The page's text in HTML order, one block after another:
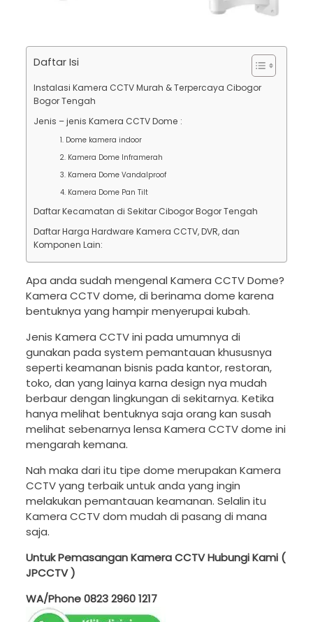
Daftar Isi
Instalasi Kamera CCTV Murah & Terpercaya Cibogor
Bogor Tengah
Jenis – jenis Kamera CCTV Dome :
1. Dome kamera indoor
2. Kamera Dome Inframerah
3. Kamera Dome Vandalproof
4. Kamera Dome Pan Tilt
Daftar Kecamatan di Sekitar Cibogor Bogor Tengah
Daftar Harga Hardware Kamera CCTV, DVR, dan
Komponen Lain:
Apa anda sudah mengenal Kamera CCTV Dome?
Kamera CCTV dome, di berinama dome karena
bentuknya yang hampir menyerupai kubah.
Jenis Kamera CCTV ini pada umumnya di
gunakan pada system pemantauan khususnya
seperti keamanan bisnis pada kantor, restoran,
toko, dan yang lainya karna design nya mudah
berbaur dengan lingkungan di sekitarnya. Ketika
hanya melihat bentuknya saja orang kan susah
melihat sebenarnya lensa Kamera CCTV dome ini
mengarah kemana.
Nah maka dari itu tipe dome merupakan Kamera
CCTV yang terbaik untuk anda yang ingin
melakukan pemantauan keamanan. Selalin itu
Kamera CCTV dom mudah di pasang di mana
saja.
Untuk Pemasangan Kamera CCTV Hubungi Kami (
JPCCTV )
WA/Phone0823 2960 1217